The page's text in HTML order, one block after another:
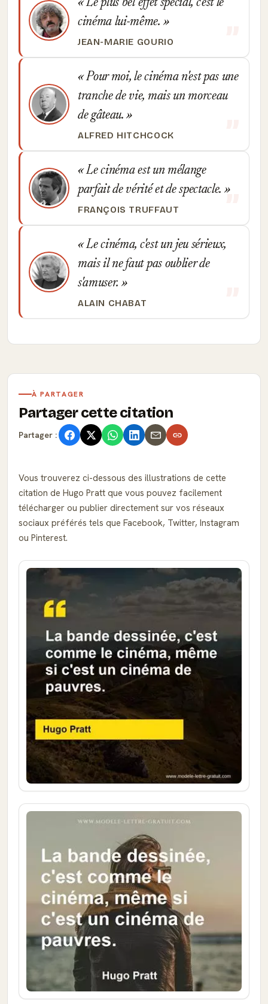
Le plus bel effet spécial, c'est le
cinéma lui-même.
JEAN-MARIE GOURIO
Pour moi, le cinéma n'est pas une
tranche de vie, mais un morceau
de gâteau.
ALFRED HITCHCOCK
Le cinéma est un mélange
parfait de vérité et de spectacle.
FRANÇOIS TRUFFAUT
Le cinéma, c'est un jeu sérieux,
mais il ne faut pas oublier de
s'amuser.
ALAIN CHABAT
À PARTAGER
Partager cette citation
Partager :
Vous trouverez ci-dessous des illustrations de cette
citation de Hugo Pratt que vous pouvez facilement
télécharger ou publier directement sur vos réseaux
sociaux préférés tels que Facebook, Twitter, Instagram
ou Pinterest.